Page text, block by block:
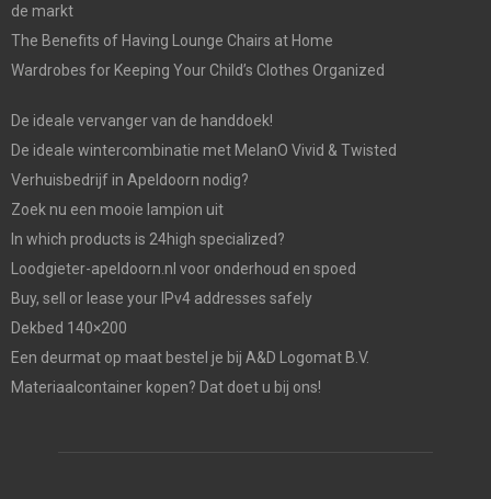
de markt
The Benefits of Having Lounge Chairs at Home
Wardrobes for Keeping Your Child’s Clothes Organized
De ideale vervanger van de handdoek!
De ideale wintercombinatie met MelanO Vivid & Twisted
Verhuisbedrijf in Apeldoorn nodig?
Zoek nu een mooie lampion uit
In which products is 24high specialized?
Loodgieter-apeldoorn.nl voor onderhoud en spoed
Buy, sell or lease your IPv4 addresses safely
Dekbed 140×200
Een deurmat op maat bestel je bij A&D Logomat B.V.
Materiaalcontainer kopen? Dat doet u bij ons!